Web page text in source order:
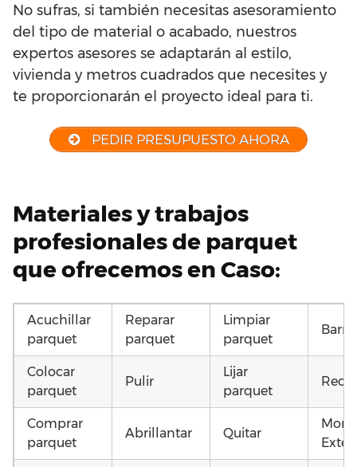
No sufras, si también necesitas asesoramiento
del tipo de material o acabado, nuestros
expertos asesores se adaptarán al estilo,
vivienda y metros cuadrados que necesites y
te proporcionarán el proyecto ideal para ti.
PEDIR PRESUPUESTO AHORA
Materiales y trabajos
profesionales de parquet
que ofrecemos en Caso:
Acuchillar
parquet
Reparar
parquet
Limpiar
parquet
Colocar
parquet
Pulir
Lijar
parquet
Comprar
parquet
Abrillantar Quitar